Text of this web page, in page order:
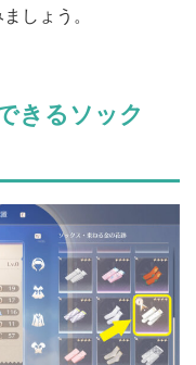
しょう。
きるソック